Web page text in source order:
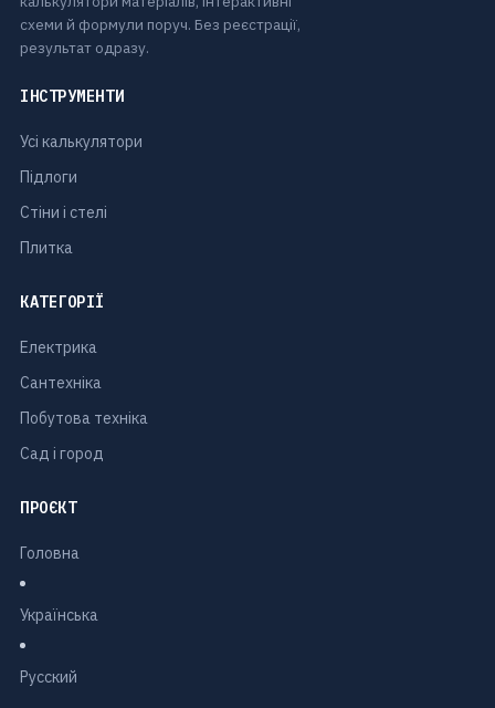
схеми й формули поруч. Без реєстрації,
результат одразу.
ІНСТРУМЕНТИ
Усі калькулятори
Підлоги
Стіни і стелі
Плитка
КАТЕГОРІЇ
Електрика
Сантехніка
Побутова техніка
Сад і город
ПРОЄКТ
Головна
Українська
Русский